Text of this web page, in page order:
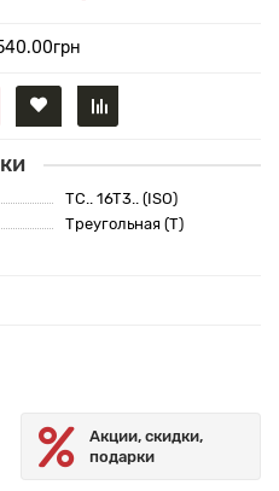
TC.. 16T3.. (ISO)
Треугольная (T)
Акции, скидки,
подарки